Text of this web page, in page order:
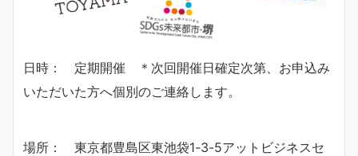
日時： 定期開催 ＊次回開催日確定次第、お申込み
いただいた方へ個別のご連絡します。
場所： 東京都豊島区東池袋1-3-5アットビジネスセ